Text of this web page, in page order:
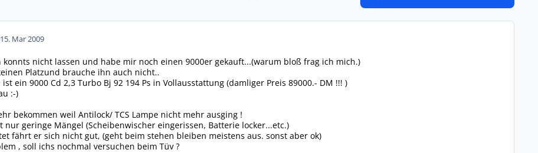
15. Mar 2009
konnts nicht lassen und habe mir noch einen 9000er gekauft...(warum bloß frag ich mich.)
Platzund brauche ihn auch nicht..
ist ein 9000 Cd 2,3 Turbo Bj 92 194 Ps in Vollausstattung (damliger Preis 89000.- DM !!! )
:-)
bekommen weil Antilock/ TCS Lampe nicht mehr ausging !
nur geringe Mängel (Scheibenwischer eingerissen, Batterie locker...etc.)
fährt er sich nicht gut, (geht beim stehen bleiben meistens aus. sonst aber ok)
, soll ichs nochmal versuchen beim Tüv ?